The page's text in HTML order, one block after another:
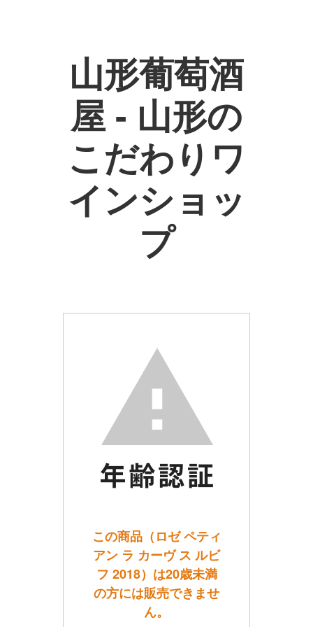
山形葡萄酒
屋 - 山形の
こだわりワ
インショッ
プ
この商品（ロゼ ペティ
アン ラ カーヴ ス ルビ
フ 2018）は20歳未満
の方には販売できませ
ん。